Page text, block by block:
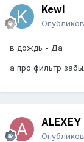
Kewl
в дождь - Да
а про фильтр
ALEXEY